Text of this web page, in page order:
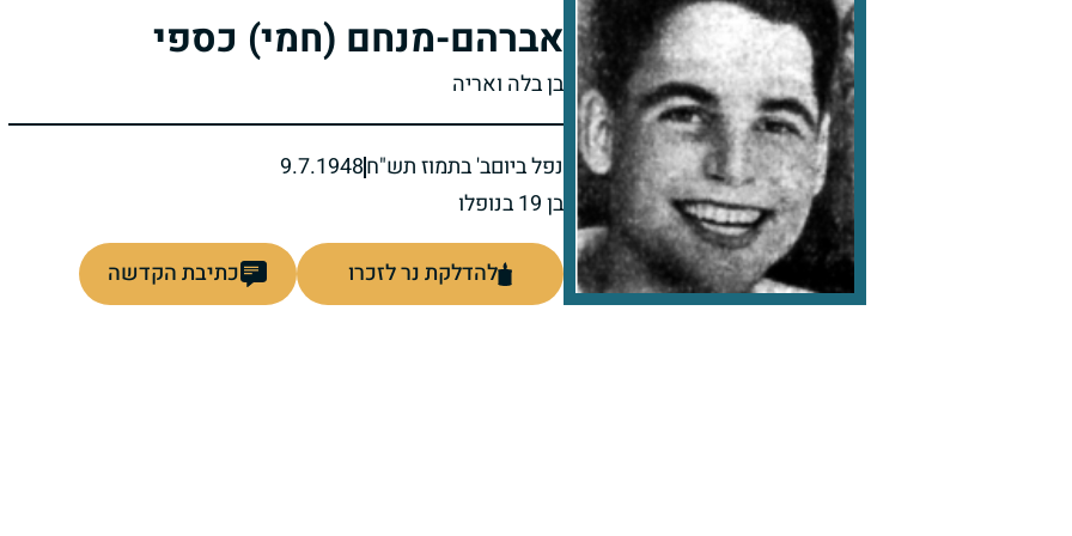
אברהם-מנחם (חמי) כספי
בן בלה ואריה
נפל ביוםב' בתמוז תש"ח9.7.1948
בן 19 בנופלו
להדלקת נר לזכרו כתיבת הקדשה